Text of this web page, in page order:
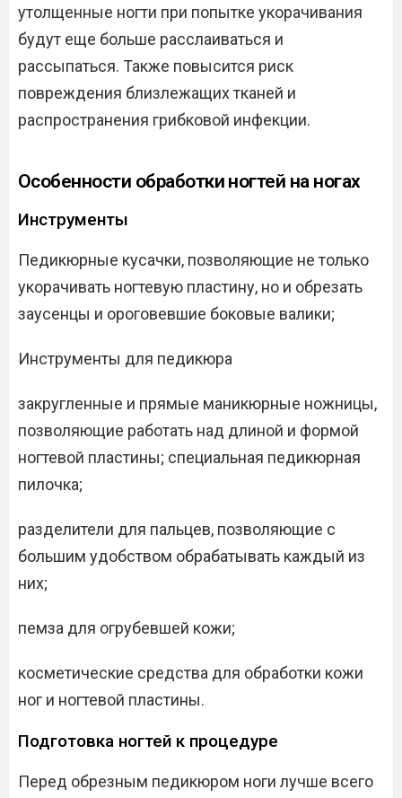
утолщенные ногти при попытке укорачивания
будут еще больше расслаиваться и
рассыпаться. Также повысится риск
повреждения близлежащих тканей и
распространения грибковой инфекции.
Особенности обработки ногтей на ногах
Инструменты
Педикюрные кусачки, позволяющие не только
укорачивать ногтевую пластину, но и обрезать
заусенцы и ороговевшие боковые валики;
Инструменты для педикюра
закругленные и прямые маникюрные ножницы,
позволяющие работать над длиной и формой
ногтевой пластины; специальная педикюрная
пилочка;
разделители для пальцев, позволяющие с
большим удобством обрабатывать каждый из
них;
пемза для огрубевшей кожи;
косметические средства для обработки кожи
ног и ногтевой пластины.
Подготовка ногтей к процедуре
Перед обрезным педикюром ноги лучше всего